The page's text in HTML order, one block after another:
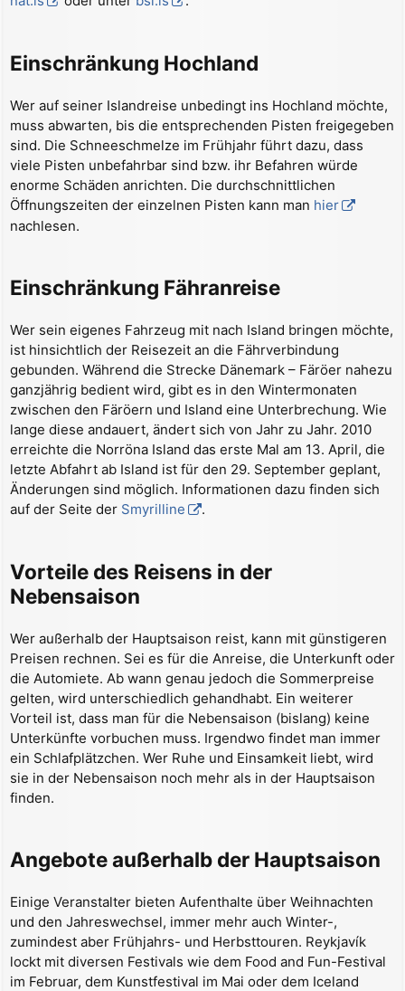
Einschränkung Hochland
Wer auf seiner Islandreise unbedingt ins Hochland möchte,
muss abwarten, bis die entsprechenden Pisten freigegeben
sind. Die Schneeschmelze im Frühjahr führt dazu, dass
viele Pisten unbefahrbar sind bzw. ihr Befahren würde
enorme Schäden anrichten. Die durchschnittlichen
Öffnungszeiten der einzelnen Pisten kann man hier
nachlesen.
Einschränkung Fähranreise
Wer sein eigenes Fahrzeug mit nach Island bringen möchte,
ist hinsichtlich der Reisezeit an die Fährverbindung
gebunden. Während die Strecke Dänemark – Färöer nahezu
ganzjährig bedient wird, gibt es in den Wintermonaten
zwischen den Färöern und Island eine Unterbrechung. Wie
lange diese andauert, ändert sich von Jahr zu Jahr. 2010
erreichte die Norröna Island das erste Mal am 13. April, die
letzte Abfahrt ab Island ist für den 29. September geplant,
Änderungen sind möglich. Informationen dazu finden sich
auf der Seite der Smyrilline .
Vorteile des Reisens in der
Nebensaison
Wer außerhalb der Hauptsaison reist, kann mit günstigeren
Preisen rechnen. Sei es für die Anreise, die Unterkunft oder
die Automiete. Ab wann genau jedoch die Sommerpreise
gelten, wird unterschiedlich gehandhabt. Ein weiterer
Vorteil ist, dass man für die Nebensaison (bislang) keine
Unterkünfte vorbuchen muss. Irgendwo findet man immer
ein Schlafplätzchen. Wer Ruhe und Einsamkeit liebt, wird
sie in der Nebensaison noch mehr als in der Hauptsaison
finden.
Angebote außerhalb der Hauptsaison
Einige Veranstalter bieten Aufenthalte über Weihnachten
und den Jahreswechsel, immer mehr auch Winter-,
zumindest aber Frühjahrs- und Herbsttouren. Reykjavík
lockt mit diversen Festivals wie dem Food and Fun-Festival
im Februar, dem Kunstfestival im Mai oder dem Iceland